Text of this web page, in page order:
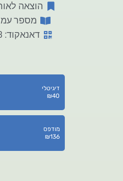
הוצאה
מספר
דאנאקוד: 1272-2788
דיגיטלי
₪40
מודפס
₪136